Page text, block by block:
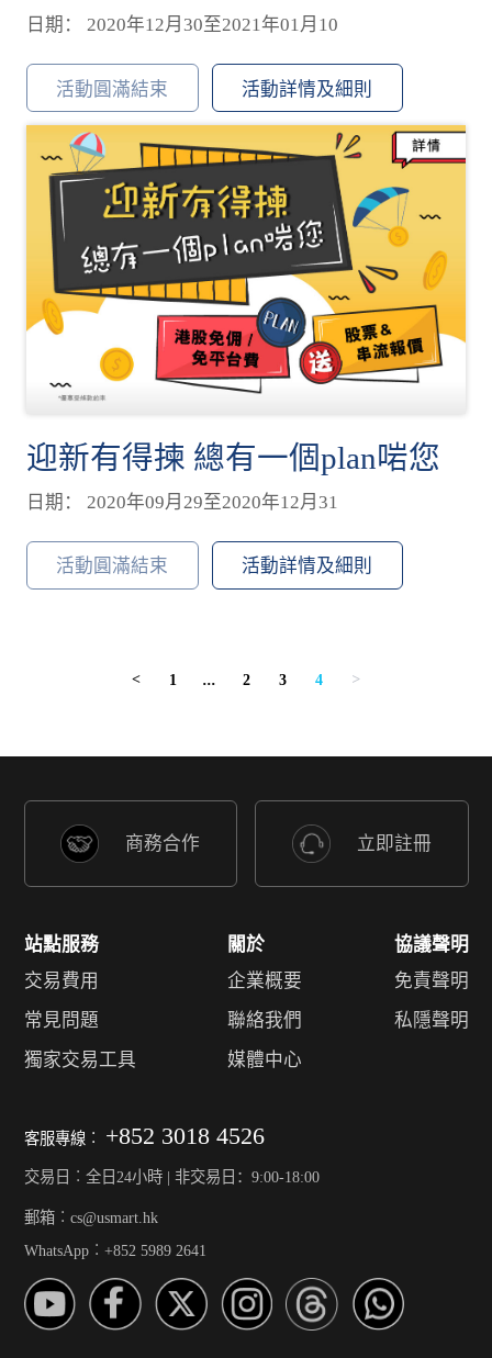
日期： 2020年12月30至2021年01月10
活動圓滿結束 活動詳情及細則
迎新有得揀 總有一個plan啱您
日期： 2020年09月29至2020年12月31
活動圓滿結束 活動詳情及細則
< 1 ... 2 3 4 >
商務合作 立即註冊
站點服務
交易費用
常見問題
獨家交易工具
關於
企業概要
聯絡我們
媒體中心
協議聲明
免責聲明
私隱聲明
客服專線︰ +852 3018 4526
交易日︰全日24小時 | 非交易日：9:00-18:00
郵箱︰cs@usmart.hk
WhatsApp︰+852 5989 2641